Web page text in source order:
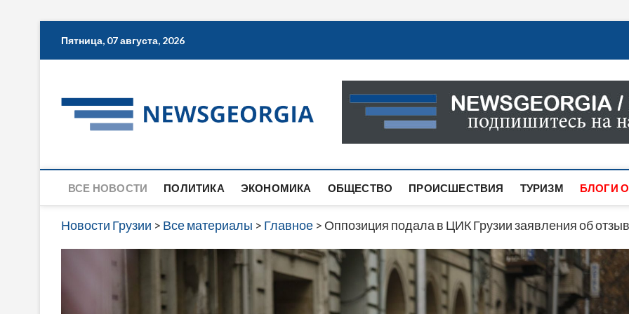
Пятница, 07 августа, 2026
Новости Грузии
САМАЯ АКТУАЛЬНАЯ ИНФОРМАЦИЯ О СОБЫТИЯХ
САЙТЕ ВЫ НАЙДЕТЕ НОВОСТИ ПОЛИТИКИ,
ВСЕ НОВОСТИ ПОЛИТИКА ЭКОНОМИКА ОБЩЕСТВО ПРОИСШЕСТВИЯ ТУРИЗМ БЛОГИ
Новости Грузии > Все материалы > Главное > Оппозиция подала в ЦИК Грузии заявления об